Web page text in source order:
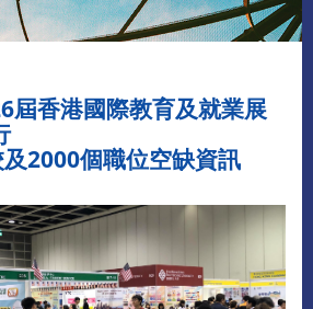
屆香港國際教育及就業展
2000個職位空缺資訊